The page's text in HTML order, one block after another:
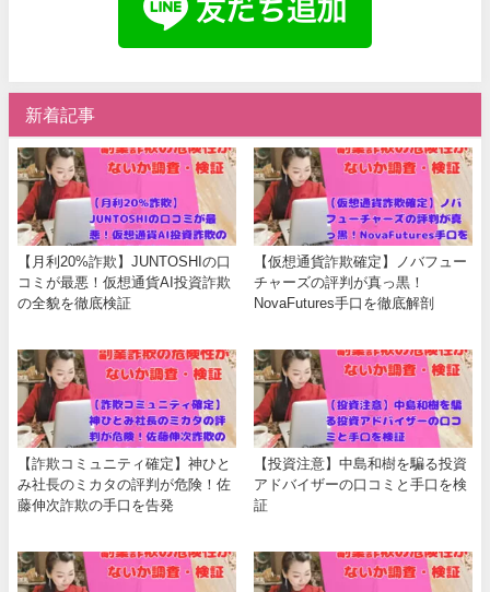
新着記事
【月利20%詐欺】JUNTOSHIの口
コミが最悪！仮想通貨AI投資詐欺
の全貌を徹底検証
【仮想通貨詐欺確定】ノバフュー
チャーズの評判が真っ黒！
NovaFutures手口を徹底解剖
【詐欺コミュニティ確定】神ひと
み社長のミカタの評判が危険！佐
藤伸次詐欺の手口を告発
【投資注意】中島和樹を騙る投資
アドバイザーの口コミと手口を検
証